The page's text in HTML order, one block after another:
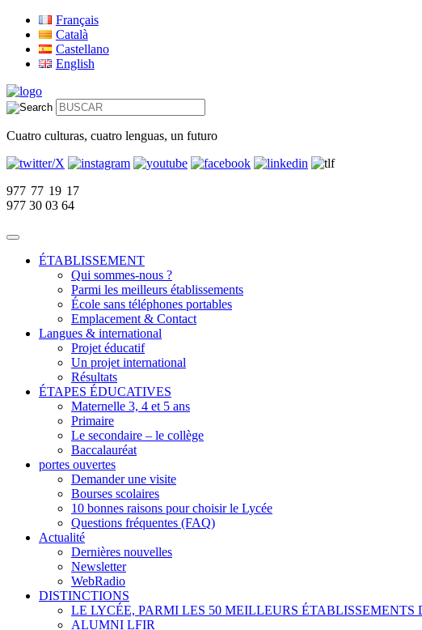
Français
Català
Castellano
English
Cuatro culturas, cuatro lenguas, un futuro
977 77 19 17
977 30 03 64
ÉTABLISSEMENT
Qui sommes-nous ?
Parmi les meilleurs établissements
École sans téléphones portables
Emplacement & Contact
Langues & international
Projet éducatif
Un projet international
Résultats
ÉTAPES ÉDUCATIVES
Maternelle 3, 4 et 5 ans
Primaire
Le secondaire – le collège
Baccalauréat
portes ouvertes
Demander une visite
Bourses scolaires
10 bonnes raisons pour choisir le Lycée
Questions fréquentes (FAQ)
Actualité
Dernières nouvelles
Newsletter
WebRadio
DISTINCTIONS
LE LYCÉE, PARMI LES 50 MEILLEURS ÉTABLISSEMENTS
ALUMNI LFIR